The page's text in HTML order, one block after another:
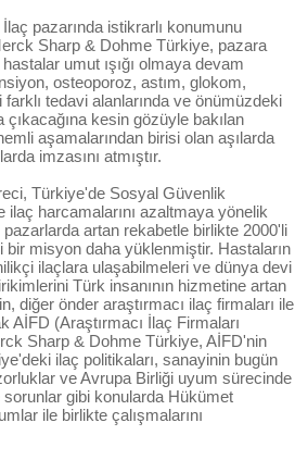
pazarında istikrarlı konumunu
Sharp & Dohme Türkiye, pazara
umut ışığı olmaya devam
osteoporoz, astım, glokom,
tedavi alanlarında ve önümüzdeki
kesin gözüyle bakılan
aşamalarından birisi olan aşılarda
imzasını atmıştır.
Türkiye'de Sosyal Güvenlik
ilaç harcamalarını azaltmaya yönelik
artan rekabetle birlikte 2000'li
bir misyon daha yüklenmiştir. Hastaların
ilaçlara ulaşabilmeleri ve dünya devi
Türk insanının hizmetine artan
diğer önder araştırmacı ilaç firmaları ile
AİFD (Araştırmacı İlaç Firmaları
Sharp & Dohme Türkiye, AİFD'nin
ilaç politikaları, sanayinin bugün
ve Avrupa Birliği uyum sürecinde
sorunlar gibi konularda Hükümet
ile birlikte çalışmalarını